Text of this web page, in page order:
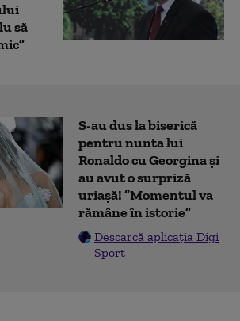
să
S-au dus la biserică
pentru nunta lui
Ronaldo cu Georgina și
au avut o surpriză
uriașă! ”Momentul va
rămâne în istorie”
Descarcă aplicația Digi
Sport